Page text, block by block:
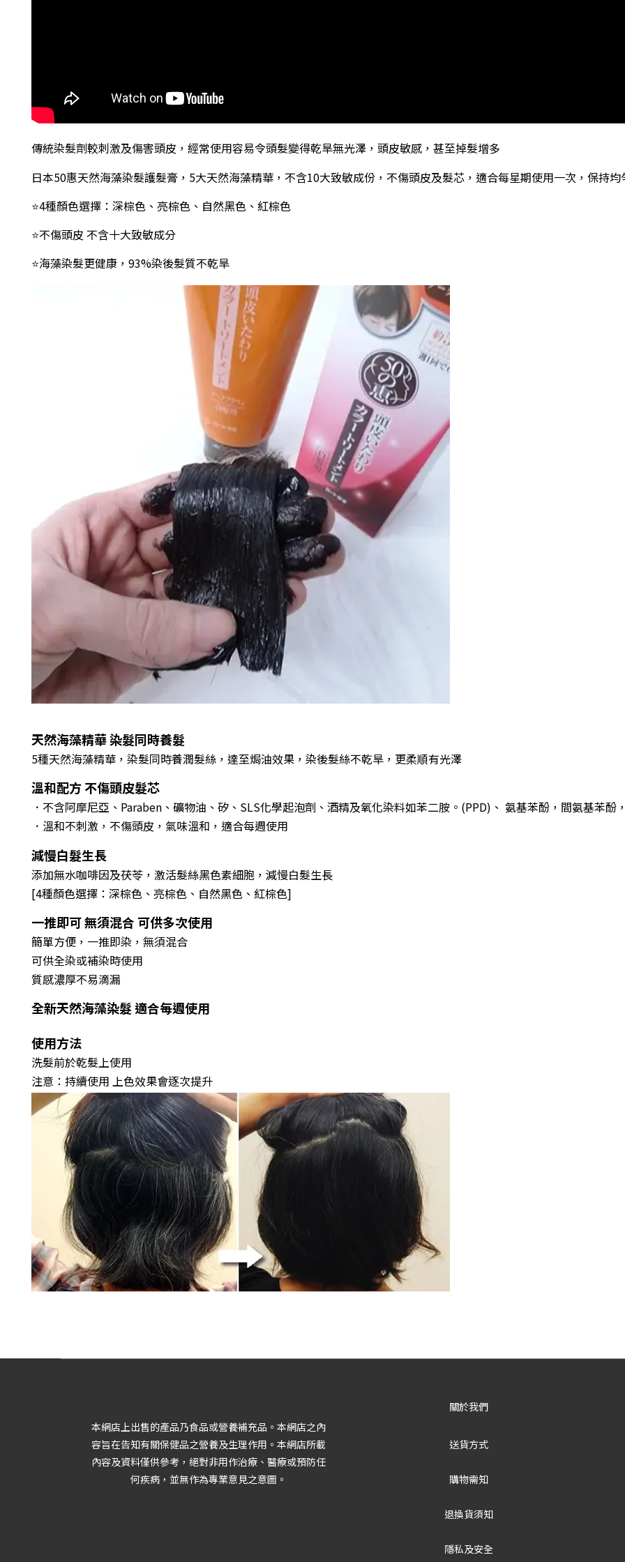
傳統染髮劑較刺激及傷害頭皮，經常使用容易令頭髮變得乾旱無光澤，頭皮敏感，甚至掉髮增多
日本50惠天然海藻染髮護髮膏，5大天然海藻精華，不含10大致敏成份，不傷頭皮及髮芯，適合每星期使用一次，保持均
⭐4種顏色選擇：深棕色、亮棕色、自然黑色、紅棕色
⭐不傷頭皮 不含十大致敏成分
⭐海藻染髮更健康， 93%染後髮質不乾旱
天然海藻精華 染髮同時養髮
5種天然海藻精華，染髮同時養潤髮絲，達至焗油效果，染後髮絲不乾旱，更柔順有光澤
溫和配方 不傷頭皮髮芯
．不含阿摩尼亞、Paraben、礦物油、矽、SLS化學起泡劑、酒精及氧化染料如苯二胺。(PPD)、 氨基苯酚，間氨基苯酚
．溫和不刺激，不傷頭皮，氣味溫和，適合每週使用
減慢白髮生長
添加無水咖啡因及茯苓，激活髮絲黑色素細胞，減慢白髮生長
[4種顏色選擇：深棕色、亮棕色、自然黑色、紅棕色]
一推即可 無須混合 可供多次使用
簡單方便，一推即染，無須混合
可供全染或補染時使用
質感濃厚不易滴漏
全新天然海藻染髮 適合每週使用
使用方法
洗髮前於乾髮上使用
注意：持續使用 上色效果會逐次提升
本網店上出售的產品乃食品或營養補充品。本網店之內
容旨在告知有關保健品之營養及生理作用。本網店所載
內容及資料僅供參考，絕對非用作治療、醫療或預防任
何疾病，並無作為專業意見之意圖。
關於我們
送貨方式
購物需知
退換貨須知
隱私及安全